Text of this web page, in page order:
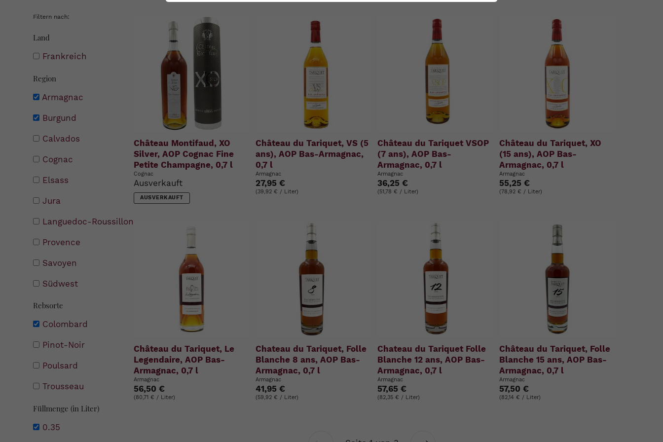
Filtern nach:
Land
Frankreich
Region
Armagnac
Burgund
Calvados
Cognac
Elsass
Jura
Languedoc-Roussillon
Provence
Savoyen
Südwest
Rebsorte
Colombard
Pinot-Noir
Poulsard
Trousseau
Füllmenge (in Liter)
0.35
Château Montifaud, XO
Silver, AOP Cognac Fine
Petite Champagne, 0,7 l
Cognac
Ausverkauft
AUSVERKAUFT
Château du Tariquet, VS (5
ans), AOP Bas-Armagnac,
0,7 l
Armagnac
27,95 €
(39,92 € / Liter)
Château du Tariquet VSOP
(7 ans), AOP Bas-
Armagnac, 0,7 l
Armagnac
36,25 €
(51,78 € / Liter)
Château du Tariquet, XO
(15 ans), AOP Bas-
Armagnac, 0,7 l
Armagnac
55,25 €
(78,92 € / Liter)
Château du Tariquet, Le
Legendaire, AOP Bas-
Armagnac, 0,7 l
Armagnac
56,50 €
(80,71 € / Liter)
Chateau du Tariquet, Folle
Blanche 8 ans, AOP Bas-
Armagnac, 0,7 l
Armagnac
41,95 €
(59,92 € / Liter)
Chateau du Tariquet Folle
Blanche 12 ans, AOP Bas-
Armagnac, 0,7 l
Armagnac
57,65 €
(82,35 € / Liter)
Château du Tariquet, Folle
Blanche 15 ans, AOP Bas-
Armagnac, 0,7 l
Armagnac
57,50 €
(82,14 € / Liter)